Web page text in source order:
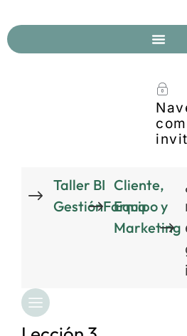
Taller BI
GestiónFarma
Cliente,
Equipo y
Marketing